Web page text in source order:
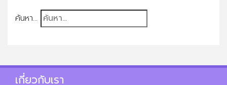
ค้นหา...
เกี่ยวกับเรา